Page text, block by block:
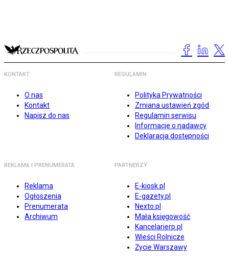
KONTAKT
O nas
Kontakt
Napisz do nas
REGULAMIN
Polityka Prywatności
Zmiana ustawień zgód
Regulamin serwisu
Informacje o nadawcy
Deklaracja dostępności
REKLAMA I PRENUMERATA
Reklama
Ogłoszenia
Prenumerata
Archiwum
PARTNERZY
E-kiosk.pl
E-gazety.pl
Nexto.pl
Mała księgowość
Kancelarierp.pl
Wieści Rolnicze
Życie Warszawy